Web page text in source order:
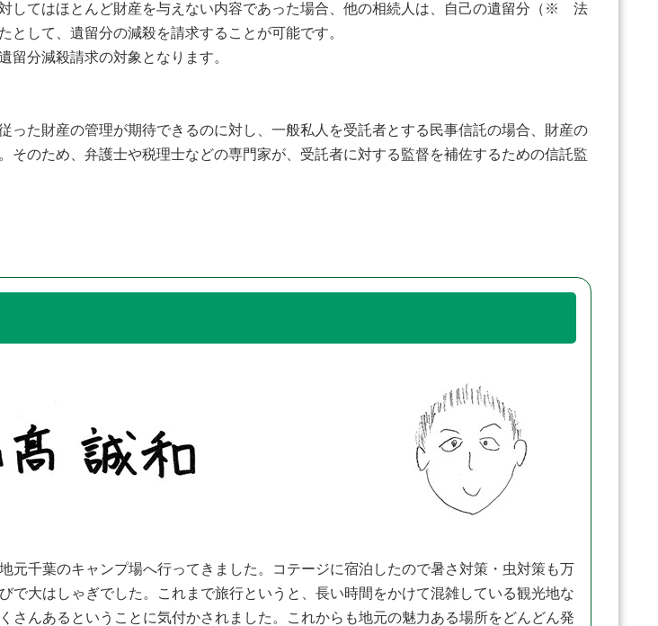
してはほとんど財産を与えない内容であった場合、他の相続人は、自己の遺留分（※ 法
して、遺留分の減殺を請求することが可能です。
留分減殺請求の対象となります。
た財産の管理が期待できるのに対し、一般私人を受託者とする民事信託の場合、財産の
のため、弁護士や税理士などの専門家が、受託者に対する監督を補佐するための信託監
千葉のキャンプ場へ行ってきました。コテージに宿泊したので暑さ対策・虫対策も万
で大はしゃぎでした。これまで旅行というと、長い時間をかけて混雑している観光地な
さんあるということに気付かされました。これからも地元の魅力ある場所をどんどん発